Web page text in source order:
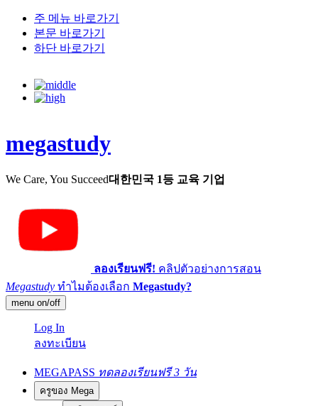
주 메뉴 바로가기
본문 바로가기
하단 바로가기
megastudy
We Care, You Succeed대한민국 1등 교육 기업
ลองเรียนฟรี! คลิปตัวอย่างการสอน
Megastudy ทำไมต้องเลือก Megastudy?
menu on/off
Log In
ลงทะเบียน
MEGAPASS ทดลองเรียนฟรี 3 วัน
ครูของ Mega